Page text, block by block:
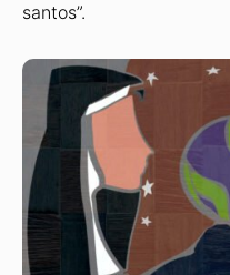
santos”.